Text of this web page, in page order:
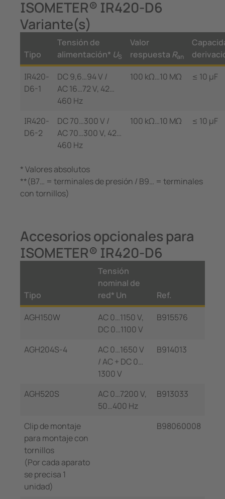
ISOMETER® IR420-D6
Variante(s)
Tipo
Tensión de
alimentación* US
Valor
respuesta Ran
IR420-
D6-1
DC 9,6…94 V /
AC 16…72 V, 42…
460 Hz
100 kΩ…10 MΩ ≤ 10 µF
IR420-
D6-2
DC 70…300 V /
AC 70…300 V, 42…
460 Hz
100 kΩ…10 MΩ ≤ 10 µF
* Valores absolutos
**(B7… = terminales de presión / B9… = terminales
con tornillos)
Accesorios opcionales para
ISOMETER® IR420-D6
Tipo
Tensión
nominal de
red* Un
Ref.
AGH150W
AC 0…1150 V,
DC 0…1100 V
B915576
AGH204S-4
AC 0…1650 V
/ AC + DC 0…
1300 V
B914013
AGH520S
AC 0…7200 V,
50…400 Hz
B913033
Clip de montaje
para montaje con
tornillos
(Por cada aparato
se precisa 1
unidad)
B98060008